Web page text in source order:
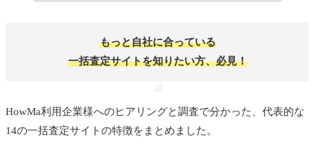
もっと自社に合っている
一括査定サイトを知りたい方、必見！
HowMa利用企業様へのヒアリングと調査で分かった、代表的な
14の一括査定サイトの特徴をまとめました。